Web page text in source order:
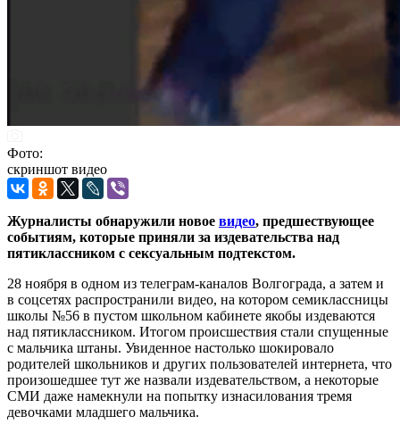
Фото:
скриншот видео
Журналисты обнаружили новое видео, предшествующее
событиям, которые приняли за издевательства над
пятиклассником с сексуальным подтекстом.
28 ноября в одном из телеграм-каналов Волгограда, а затем и
в соцсетях распространили видео, на котором семиклассницы
школы №56 в пустом школьном кабинете якобы издеваются
над пятиклассником. Итогом происшествия стали спущенные
с мальчика штаны. Увиденное настолько шокировало
родителей школьников и других пользователей интернета, что
произошедшее тут же назвали издевательством, а некоторые
СМИ даже намекнули на попытку изнасилования тремя
девочками младшего мальчика.